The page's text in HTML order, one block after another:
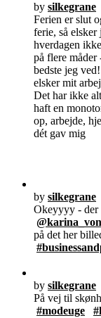
by silkegrane
Ferien er slut
ferie, så elsker
hverdagen
på flere måder
bedste jeg
elsker mit
Det har ikke
haft en
op, arbejde,
dét gav mig
by silkegrane
Okeyyyy - der
på det her
by silkegrane
På vej til
#modeuge